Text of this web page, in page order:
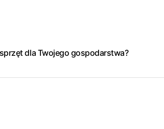
dla Twojego gospodarstwa?